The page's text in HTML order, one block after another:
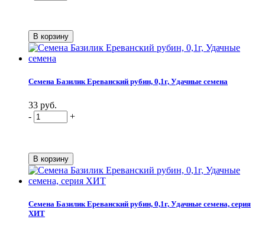
Семена Базилик Ереванский рубин, 0,1г, Удачные семена
33 руб.
-
+
Семена Базилик Ереванский рубин, 0,1г, Удачные семена, серия
ХИТ